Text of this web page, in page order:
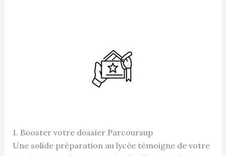
1. Booster votre dossier Parcoursup
Une solide préparation au lycée témoigne de votre